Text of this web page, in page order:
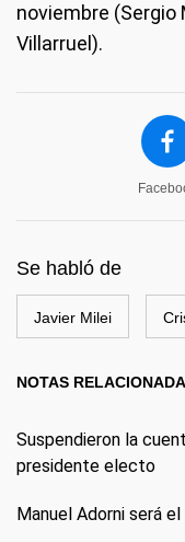
noviembre
Villarruel).
Se habló de
Javier Milei
NOTAS
Suspendieron la
presidente electo
Manuel Adorni será